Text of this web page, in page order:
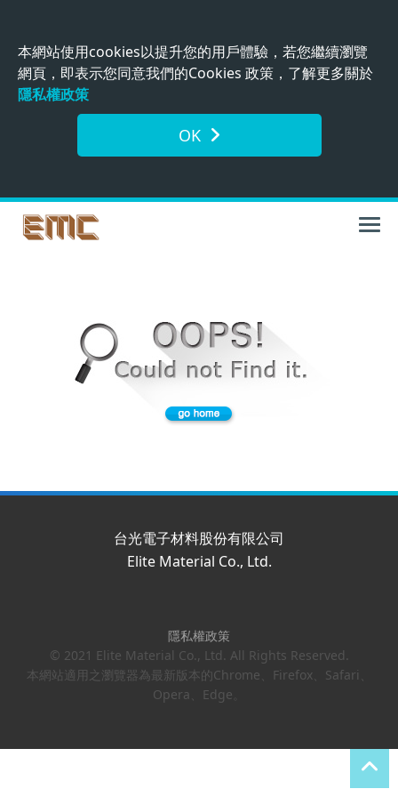
本網站使用cookies以提升您的用戶體驗，若您繼續瀏覽
網頁，即表示您同意我們的Cookies 政策，了解更多關於
隱私權政策
OK
台光電子材料股份有限公司
Elite Material Co., Ltd.
隱私權政策
© 2021 Elite Material Co., Ltd. All Rights Reserved.
本網站適用之瀏覽器為最新版本的Chrome、Firefox、Safari、
Opera、Edge。